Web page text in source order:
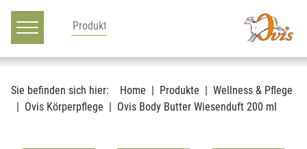
Hauptnavigation
Zum Inhalt
Sie befinden sich hier: Home Produkte
Wellness & Pflege
Ovis Körperpflege
Ovis Body Butter Wiesenduft 200 ml